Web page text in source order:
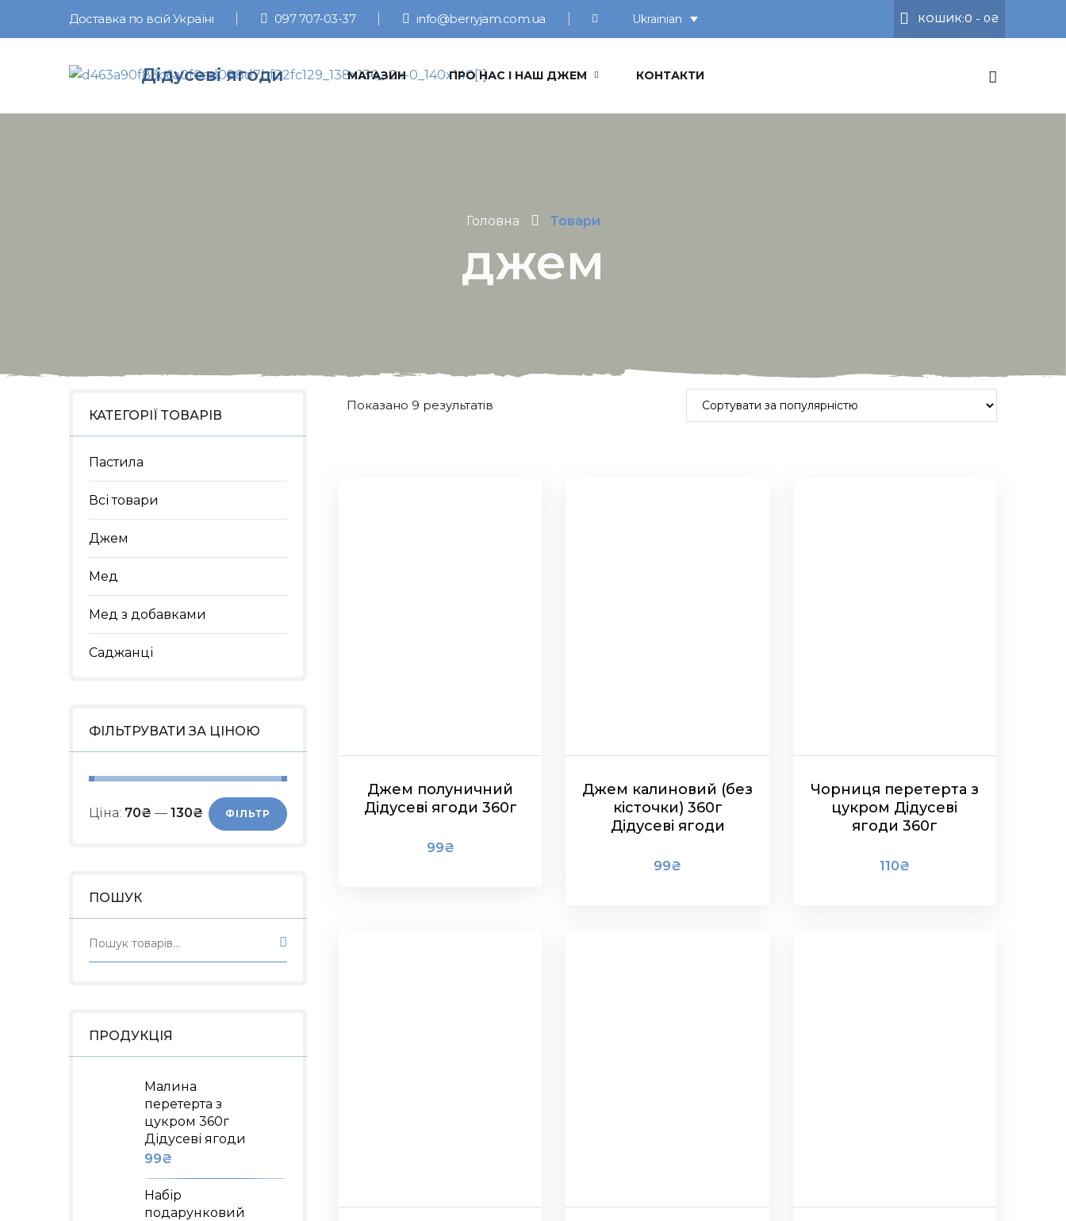
Доставка по всій Україні 097 707-03-37 info@berryjam.com.ua Ukrainian КОШИК:0 - 0₴
Дідусеві ягоди МАГАЗИН ПРО НАС І НАШ ДЖЕМ КОНТАКТИ
Головна Товари
джем
КАТЕГОРІЇ ТОВАРІВ
Пастила
Всі товари
Джем
Мед
Мед з добавками
Саджанці
ФІЛЬТРУВАТИ ЗА ЦІНОЮ
ФІЛЬТР
Ціна: 70₴ — 130₴
ПОШУК
ПРОДУКЦІЯ
Малина
перетерта з
цукром 360г
Дідусеві ягоди
99₴
Набір
подарунковий
Показано 9 результатів
Джем полуничний
Дідусеві ягоди 360г
99₴
Джем калиновий (без
кісточки) 360г
Дідусеві ягоди
99₴
Чорниця перетерта з
цукром Дідусеві
ягоди 360г
110₴